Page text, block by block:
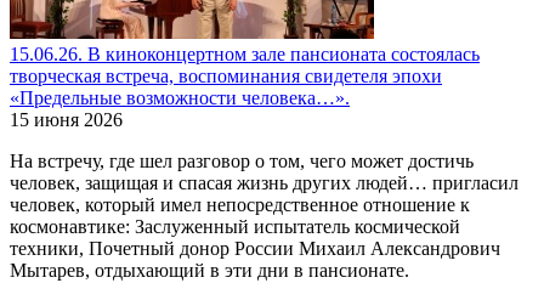
15.06.26. В киноконцертном зале пансионата состоялась
творческая встреча, воспоминания свидетеля эпохи
«Предельные возможности человека…».
15 июня 2026
На встречу, где шел разговор о том, чего может достичь
человек, защищая и спасая жизнь других людей… пригласил
человек, который имел непосредственное отношение к
космонавтике: Заслуженный испытатель космической
техники, Почетный донор России Михаил Александрович
Мытарев, отдыхающий в эти дни в пансионате.